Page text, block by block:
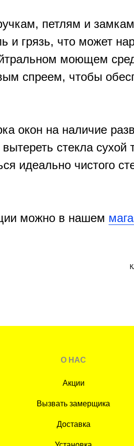
петлям и
и грязь, что может
моющем
спреем, чтобы
окон на наличие
стекла
идеально чистого
можно в нашем
О НАС
Акции
Вызвать замерщика
Доставка